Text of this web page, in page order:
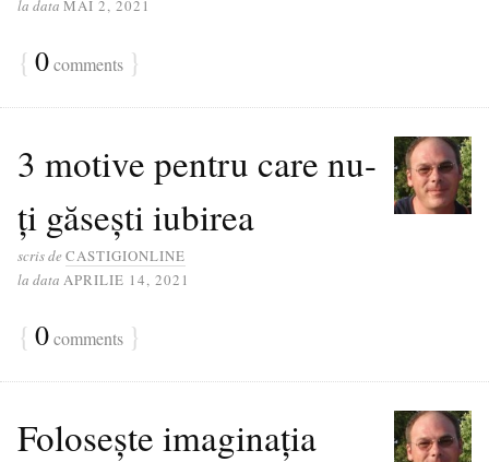
la data MAI 2, 2021
{ 0comments }
3 motive pentru care nu-
ți găsești iubirea
scris de CASTIGIONLINE
la data APRILIE 14, 2021
{ 0comments }
Folosește imaginația